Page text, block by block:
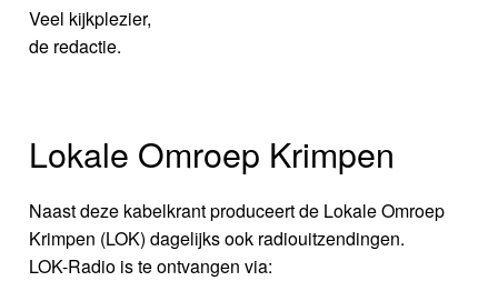
Veel kijkplezier,
de redactie.
Lokale Omroep Krimpen
Naast deze kabelkrant produceert de Lokale Omroep
Krimpen (LOK) dagelijks ook radiouitzendingen.
LOK-Radio is te ontvangen via: